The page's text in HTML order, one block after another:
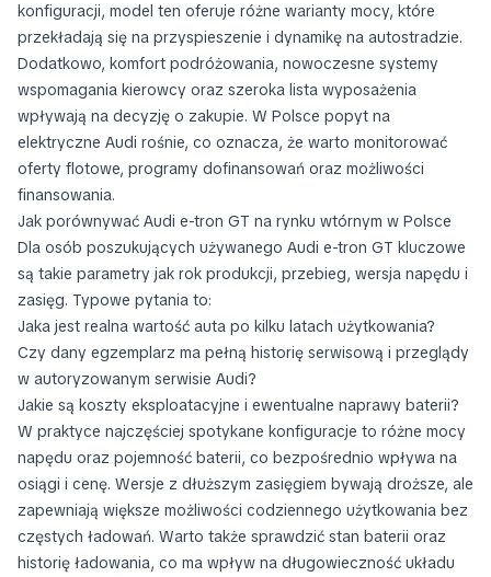
konfiguracji, model ten oferuje różne warianty mocy, które
przekładają się na przyspieszenie i dynamikę na autostradzie.
Dodatkowo, komfort podróżowania, nowoczesne systemy
wspomagania kierowcy oraz szeroka lista wyposażenia
wpływają na decyzję o zakupie. W Polsce popyt na
elektryczne Audi rośnie, co oznacza, że warto monitorować
oferty flotowe, programy dofinansowań oraz możliwości
finansowania.
Jak porównywać Audi e-tron GT na rynku wtórnym w Polsce
Dla osób poszukujących używanego Audi e-tron GT kluczowe
są takie parametry jak rok produkcji, przebieg, wersja napędu i
zasięg. Typowe pytania to:
Jaka jest realna wartość auta po kilku latach użytkowania?
Czy dany egzemplarz ma pełną historię serwisową i przeglądy
w autoryzowanym serwisie Audi?
Jakie są koszty eksploatacyjne i ewentualne naprawy baterii?
W praktyce najczęściej spotykane konfiguracje to różne mocy
napędu oraz pojemność baterii, co bezpośrednio wpływa na
osiągi i cenę. Wersje z dłuższym zasięgiem bywają droższe, ale
zapewniają większe możliwości codziennego użytkowania bez
częstych ładowań. Warto także sprawdzić stan baterii oraz
historię ładowania, co ma wpływ na długowieczność układu